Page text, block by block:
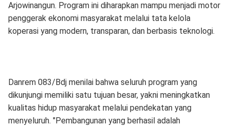
Arjowinangun. Program ini diharapkan mampu menjadi motor
penggerak ekonomi masyarakat melalui tata kelola
koperasi yang modern, transparan, dan berbasis teknologi.
Danrem 083/Bdj menilai bahwa seluruh program yang
dikunjungi memiliki satu tujuan besar, yakni meningkatkan
kualitas hidup masyarakat melalui pendekatan yang
menyeluruh. "Pembangunan yang berhasil adalah